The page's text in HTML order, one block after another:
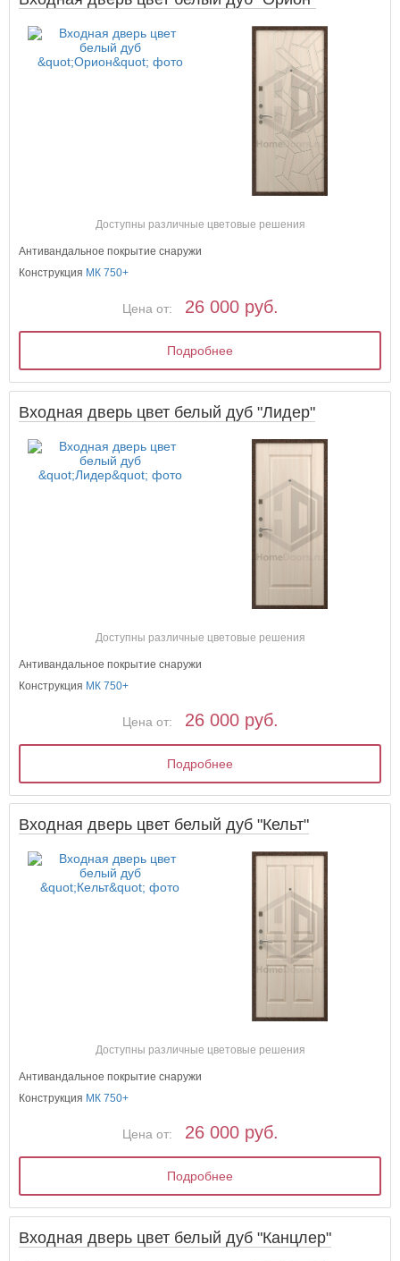
Доступны различные цветовые решения
Антивандальное покрытие снаружи
Конструкция МК 750+
Цена от: 26 000 руб.
Подробнее
Входная дверь цвет белый дуб "Лидер"
Доступны различные цветовые решения
Антивандальное покрытие снаружи
Конструкция МК 750+
Цена от: 26 000 руб.
Подробнее
Входная дверь цвет белый дуб "Кельт"
Доступны различные цветовые решения
Антивандальное покрытие снаружи
Конструкция МК 750+
Цена от: 26 000 руб.
Подробнее
Входная дверь цвет белый дуб "Канцлер"